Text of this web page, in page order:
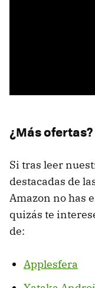
¿Más ofertas?
Si tras leer
destacadas de
Amazon no has
quizás te
de:
Applesfera